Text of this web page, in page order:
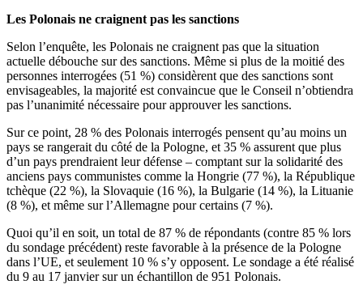
Les Polonais ne craignent pas les sanctions
Selon l’enquête, les Polonais ne craignent pas que la situation
actuelle débouche sur des sanctions. Même si plus de la moitié des
personnes interrogées (51 %) considèrent que des sanctions sont
envisageables, la majorité est convaincue que le Conseil n’obtiendra
pas l’unanimité nécessaire pour approuver les sanctions.
Sur ce point, 28 % des Polonais interrogés pensent qu’au moins un
pays se rangerait du côté de la Pologne, et 35 % assurent que plus
d’un pays prendraient leur défense – comptant sur la solidarité des
anciens pays communistes comme la Hongrie (77 %), la République
tchèque (22 %), la Slovaquie (16 %), la Bulgarie (14 %), la Lituanie
(8 %), et même sur l’Allemagne pour certains (7 %).
Quoi qu’il en soit, un total de 87 % de répondants (contre 85 % lors
du sondage précédent) reste favorable à la présence de la Pologne
dans l’UE, et seulement 10 % s’y opposent. Le sondage a été réalisé
du 9 au 17 janvier sur un échantillon de 951 Polonais.